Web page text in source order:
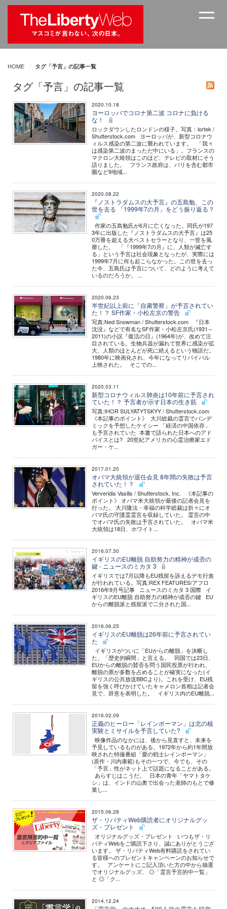
HOME タグ「予言」の記事一覧
タグ「予言」の記事一覧
2020.10.18
ヨーロッパでコロナ第二波 コロナに負ける
な！
ロックダウンしたロンドンの様子。写真：lortek /
Shutterstock.com ヨーロッパが、新型コロナウ
ィルス感染の第二波に襲われています。 「我々
は感染第二波のまっただ中にいる」。フランスの
マクロン大統領はこのほど、テレビの取材にそう
語りました。 フランス政府は、パリを含む都市
圏など9地域...
2020.08.22
『ノストラダムスの大予言』の五島勉、この
世を去る 「1999年7の月」をどう振り返る？
作家の五島勉氏が6月に亡くなった。同氏が197
3年に出版した『ノストラダムスの大予言』は25
0万冊を超える大ベストセラーとなり、一世を風
靡した。 「『1999年7の月』に、人類が滅亡す
る」という予言は社会現象となったが、実際には
1999年7月に何も起こらなかった。この世を去っ
た今、五島氏は予言について、どのように考えて
いるのだろうか。 ...
2020.06.23
半世紀以上前に「自粛警察」が予言されてい
た！？ SF作家・小松左京の警告
写真:Ned Snowman / Shutterstock.com 『日本
沈没』などで有名なSF作家・小松左京氏(1931～
2011)の小説『復活の日』(1964年)が、改めて注
目されている。生物兵器が漏れて世界に感染が拡
大、人類のほとんどが死に絶えるという物語だ。
1980年に映画化され、今年になってリバイバル
上映された。 そこでの...
2020.03.11
新型コロナウィルス肺炎は10年前に予言され
ていた！？ 予言者が示す日本の生き筋
写真:IHOR SULYATYTSKYY / Shutterstock.com
《本記事のポイント》 大川総裁の霊言でパンデ
ミックを予想したケイシー 「経済の中国依存」
も予言されていた 本書で語られた日本へのアド
バイスとは? 20世紀アメリカの心霊治療家エド
ガー・ケ...
2017.01.20
オバマ大統領が退任会見 8年間の失敗は予言
されていた！？
Ververidis Vasilis / Shutterstock, Inc. 《本記事の
ポイント》 オバマ米大統領が最後の記者会見を
行った。 大川隆法・幸福の科学総裁は折々にオ
バマ氏の守護霊霊言を収録していた。 霊言の中
でオバマ氏の失敗は予言されていた。 オバマ米
大統領は18日、ホワイト...
2016.07.30
イギリスのEU離脱 自助努力の精神が成否の
鍵 - ニュースのミカタ 3
イギリスでは7月以降もEU残留を訴えるデモ行進
が行われている。写真:REX FEATURES/アフロ
2016年9月号記事 ニュースのミカタ 3 国際 イ
ギリスのEU離脱 自助努力の精神が成否の鍵 EU
からの離脱派と残留派で二分された国...
2016.06.25
イギリスのEU離脱は26年前に予言されてい
た
イギリスがついに「EUからの離脱」を決断し
た。「歴史的瞬間」と言える。 同国では23日、
EUからの離脱の賛否を問う国民投票が行われ、
離脱の票が多数を占めることが確実になった(イ
ギリスの公共放送BBCより)。これを受け、EU残
留を強く呼びかけていたキャメロン首相は記者会
見で、辞意を表明した。 イギリス内のEU離脱...
2016.02.09
正義のヒーロー「レインボーマン」は北の核
実験とミサイルを予言していた?
映像作品のなかには、後から見直すと、未来を
予見しているものがある。1972年から約1年間放
映された特撮番組「愛の戦士レインボーマン」
(原作・川内康範)もその一つで、今でも、その
「予言」性がネット上で話題になることがある。
あらすじはこうだ。 日本の青年「ヤマトタケ
シ」は、インドの山奥で出会った老師のもとで修
業し...
2015.06.28
ザ・リバティWeb購読者にオリジナルグッ
ズ・プレゼント
オリジナルグッズ・プレゼント いつもザ・リ
バティWebをご購読下さり、誠にありがとうござ
います。 ザ・リバティWeb有料購読をされてい
る皆様へのプレゼントキャンペーンのお知らせで
す。 アンケートにご記入頂いた方の中から抽選
でオリジナルグッズ、 ◎「霊言予言的中一覧」
と ◎「ク...
2014.12.24